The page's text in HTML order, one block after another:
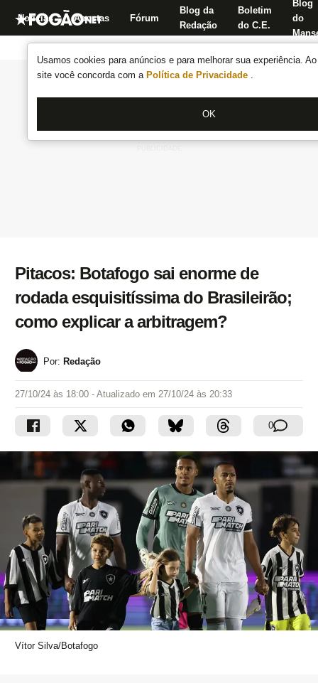
Usamos cookies para anúncios e para melhorar sua experiência.
site você concorda com a Política de Privacidade .
OK
Notícias Apostas Fórum
Blog da
Redação
Boletim
do C.E.
Blog
do
Pitacos: Botafogo sai enorme de
rodada esquisitíssima do Brasileirão;
como explicar a arbitragem?
Por: Redação
27/10/24 às 18:00 - Atualizado em 27/10/24 às 20:33
0
Vítor Silva/Botafogo